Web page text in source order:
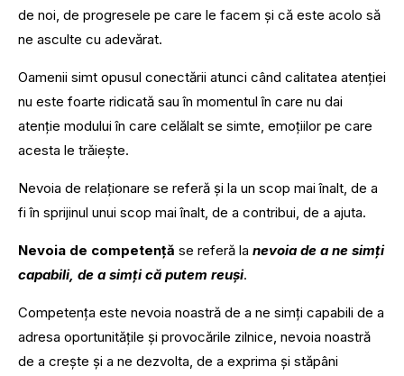
de noi, de progresele pe care le facem și că este acolo să
ne asculte cu adevărat.
Oamenii simt opusul conectării atunci când calitatea atenției
nu este foarte ridicată sau în momentul în care nu dai
atenție modului în care celălalt se simte, emoțiilor pe care
acesta le trăiește.
Nevoia de relaționare se referă și la un scop mai înalt, de a
fi în sprijinul unui scop mai înalt, de a contribui, de a ajuta.
Nevoia de competență se referă la nevoia de a ne simți
capabili, de a simți că putem reuși.
Competența este nevoia noastră de a ne simți capabili de a
adresa oportunitățile și provocările zilnice, nevoia noastră
de a crește și a ne dezvolta, de a exprima și stăpâni